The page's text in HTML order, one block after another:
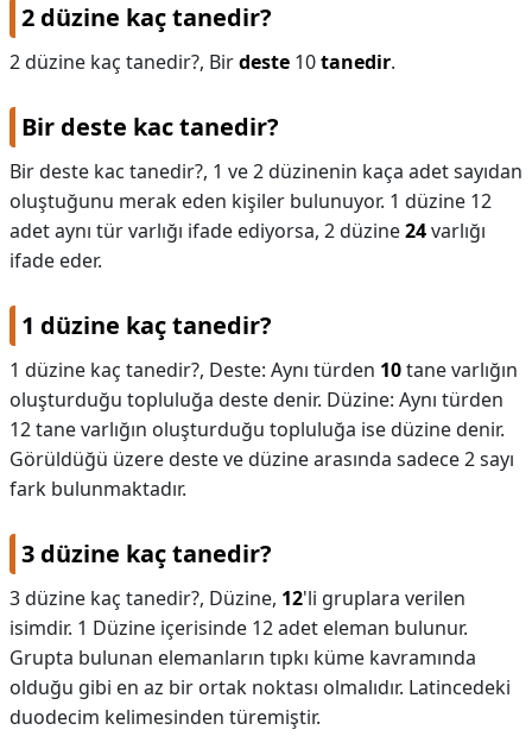
2 düzine kaç tanedir?
2 düzine kaç tanedir?, Birdeste 10tanedir.
Bir deste kac tanedir?
Bir deste kac tanedir?, 1 ve 2 düzinenin kaça adet sayıdan
oluştuğunu merak eden kişiler bulunuyor. 1 düzine 12
adet aynı tür varlığı ifade ediyorsa, 2 düzine24varlığı
ifade eder.
1 düzine kaç tanedir?
1 düzine kaç tanedir?, Deste: Aynı türden 10tane varlığın
oluşturduğu topluluğa deste denir. Düzine: Aynı türden
12 tane varlığın oluşturduğu topluluğa ise düzine denir.
Görüldüğü üzere deste ve düzine arasında sadece 2 sayı
fark bulunmaktadır.
3 düzine kaç tanedir?
3 düzine kaç tanedir?, Düzine, 12'li gruplara verilen
isimdir. 1 Düzine içerisinde 12 adet eleman bulunur.
Grupta bulunan elemanların tıpkı küme kavramında
olduğu gibi en az bir ortak noktası olmalıdır. Latincedeki
duodecim kelimesinden türemiştir.